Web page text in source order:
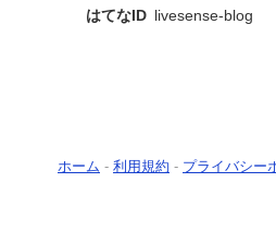
はてなID livesense-blog
ホーム - 利用規約 - プライバシー